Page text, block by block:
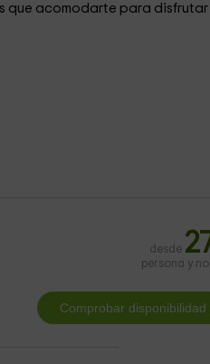
que acomodarte para disfrutar
desde
persona y